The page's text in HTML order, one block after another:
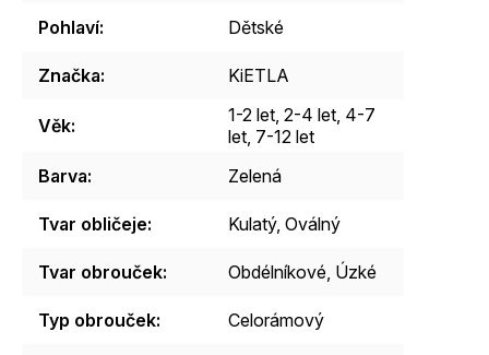
Pohlaví: Dětské
Značka: KiETLA
Věk: 1-2 let 2-4 let 4-7
let 7-12 let
Barva: Zelená
Tvar obličeje: Kulatý, Oválný
Tvar obrouček: Obdélníkové Úzké
Typ obrouček: Celorámový